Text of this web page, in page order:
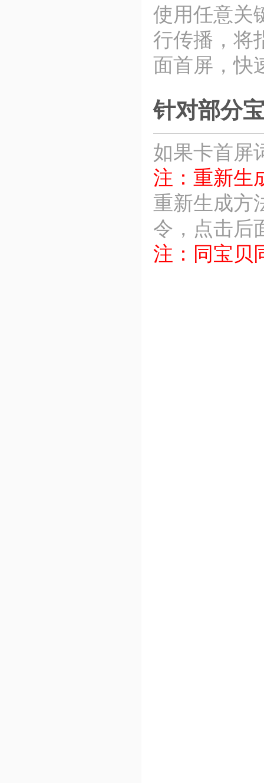
使用任意关
行传播，将
面首屏，快
针对部分
如果卡首屏
注：重新生
重新生成方
令，点击后
注：同宝贝